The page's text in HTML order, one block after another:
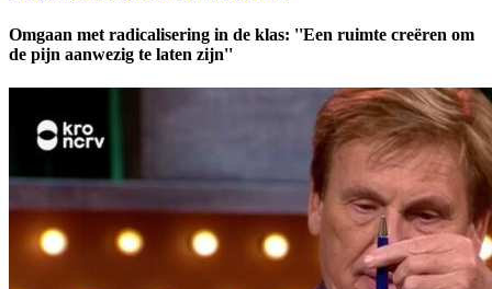
Omgaan met radicalisering in de klas: ''Een ruimte creëren om
de pijn aanwezig te laten zijn''